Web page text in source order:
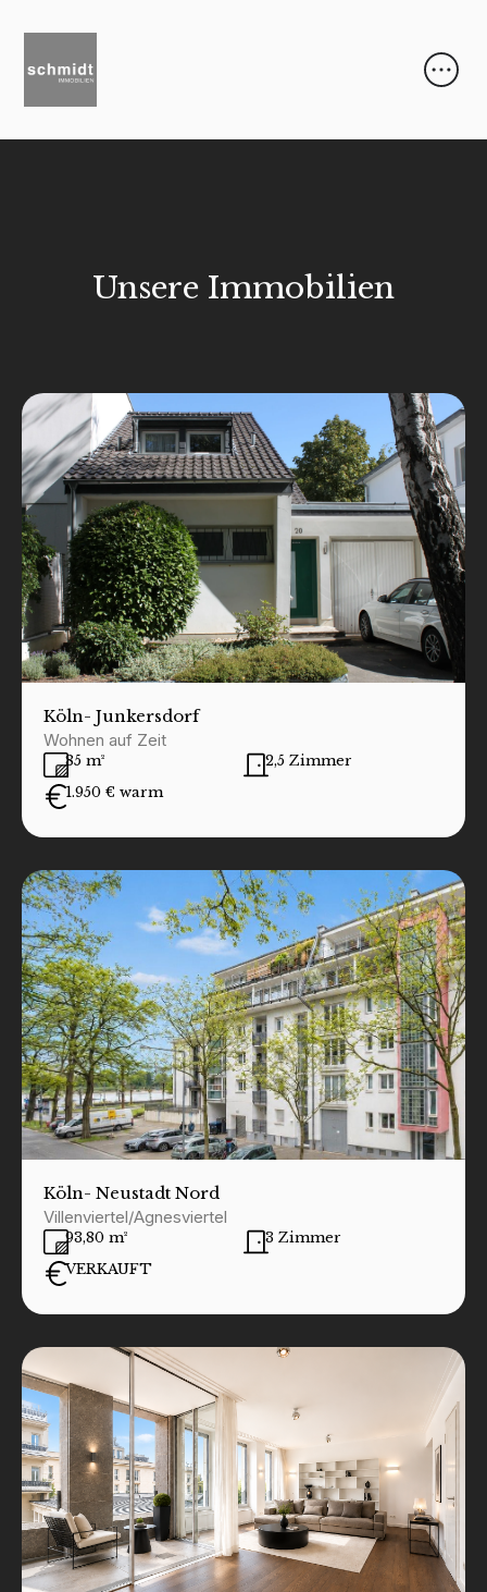
Unsere Immobilien
Köln- Junkersdorf
Wohnen auf Zeit
85 m²
2,5 Zimmer
1.950 € warm
Köln- Neustadt Nord
Villenviertel/Agnesviertel
93,80 m²
3 Zimmer
VERKAUFT